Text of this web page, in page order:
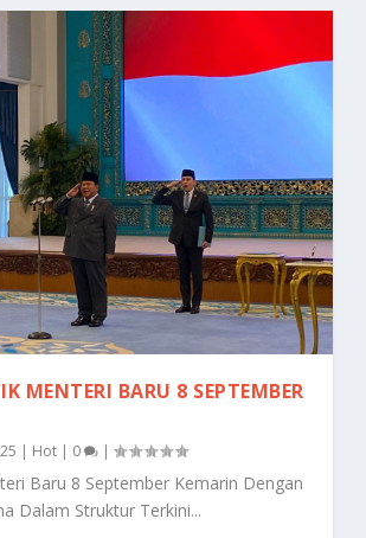
MENTERI BARU 8 SEPTEMBER
| Hot | 0 |
Baru 8 September Kemarin Dengan
Dalam Struktur Terkini...